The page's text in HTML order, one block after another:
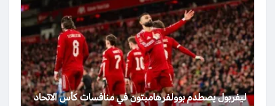
ليفربول يصطدم بوولفرهامبتون في منافسات كأس الاتحاد